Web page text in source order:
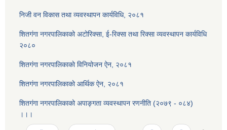
निजी वन विकास तथा व्यवस्थापन कार्यविधि, २०८१
शितगंगा नगरपालिकाको अटोरिक्सा, ई-रिक्सा तथा रिक्सा व्यवस्थापन कार्यविधि
२०८०
शितगंगा नगरपालिकाकाे विनियोजन ऐन, २०८१
शितगंगा नगरपालिकाकाे आर्थिक ऐन, २०८१
शितगंगा नगरपालिकाको अपाङ्गता व्यवस्थापन रणनीति (२०७९ - ०८४)
।।।